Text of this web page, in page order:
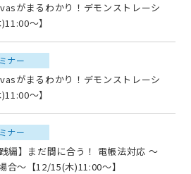
がまるわかり！デモンストレーシ
～】
ナー
がまるわかり！デモンストレーシ
～】
ナー
編】まだ間に合う！ 電帳法対応 ～
合～【12/15(木)11:00～】